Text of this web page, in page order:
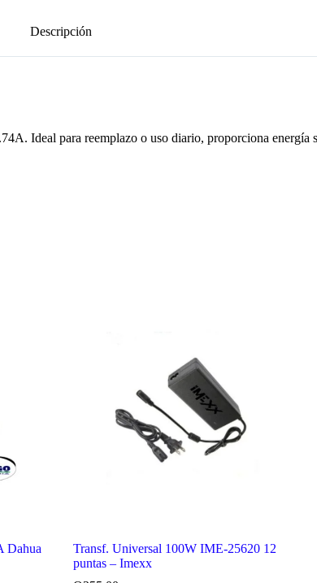
Descripción
Ideal para reemplazo o uso diario, proporciona energía
Dahua
Transf. Universal 100W IME-25620 12
puntas – Imexx